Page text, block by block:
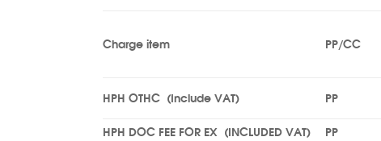
Charge item PP/CC
HPH OTHC (Include VAT)
PP
HPH DOC FEE FOR EX (INCLUDED VAT)
PP